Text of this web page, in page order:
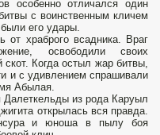
особенно отличался один
с воинственным кличем
его удары.
от храброго всадника. Враг
освободили своих
Когда остыл жар битвы,
и с удивлением спрашивали
Абылая.
Далеткельды из рода Каруыл
открылась вся правда.
и юноша в пылу боя